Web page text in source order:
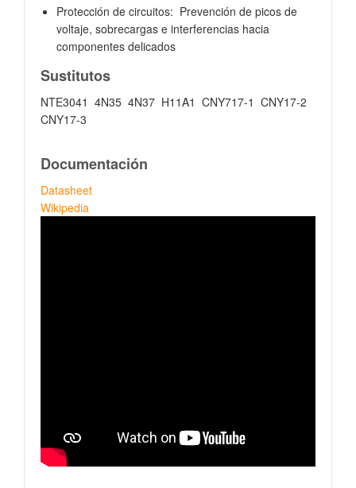
Protección de circuitos: Prevención de picos de
voltaje, sobrecargas e interferencias hacia
componentes delicados
Sustitutos
NTE3041 4N35 4N37 H11A1 CNY717-1 CNY17-2
CNY17-3
Documentación
Datasheet
Wikipedia